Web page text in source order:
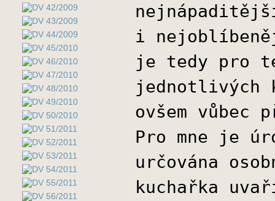
i
je tedy pro
jednotlivých
ovšem
Pro mne je
určována
kuchařka